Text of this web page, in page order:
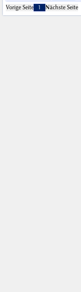
Vorige Seite
1 Nächste Seite